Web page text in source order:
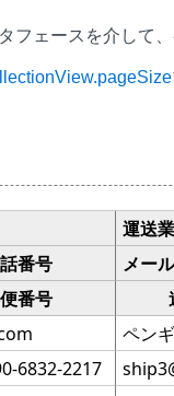
フェースを介して